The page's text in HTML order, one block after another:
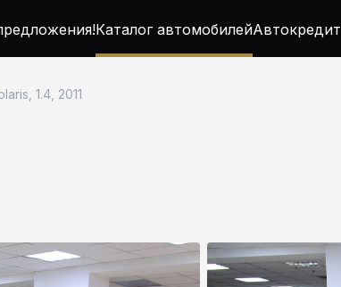
Каталог автомобилейАвтокредит
1.4, 2011